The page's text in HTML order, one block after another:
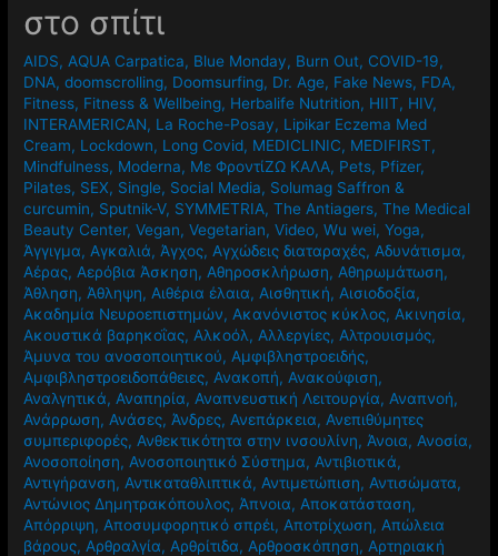
στο σπίτι
AIDS, AQUA Carpatica, Blue Monday, Burn Out, COVID-19,
DNA,doomscrolling, Doomsurfing, Dr. Age, Fake News, FDA,
Fitness, Fitness & Wellbeing, Herbalife Nutrition, HIIT, HIV,
INTERAMERICAN, La Roche-Posay, Lipikar Eczema Med
Cream, Lockdown, Long Covid, MEDICLINIC, MEDIFIRST,
Mindfulness, Moderna, Mε ΦροντίΖΩ ΚΑΛΑ, Pets, Pfizer,
Pilates, SEX, Single, Social Media, Solumag Saffron &
curcumin, Sputnik-V, SYMMETRIA,The Antiagers,The Medical
Beauty Center,Vegan,Vegetarian,Video,Wu wei,Yoga,
Άγγιγμα, Αγκαλιά, Άγχος, Αγχώδεις διαταραχές, Αδυνάτισμα,
Αέρας, Αερόβια Άσκηση, Αθηροσκλήρωση, Αθηρωμάτωση,
Άθληση, Άθληψη, Αιθέρια έλαια, Αισθητική, Αισιοδοξία,
Ακαδημία Νευροεπιστημών, Ακανόνιστος κύκλος, Ακινησία,
Ακουστικά βαρηκοΐας, Αλκοόλ, Αλλεργίες, Αλτρουισμός,
Άμυνα του ανοσοποιητικού, Αμφιβληστροειδής,
Αμφιβληστροειδοπάθειες, Ανακοπή, Ανακούφιση,
Αναλγητικά, Αναπηρία, Αναπνευστική Λειτουργία, Αναπνοή,
Ανάρρωση, Ανάσες, Άνδρες, Ανεπάρκεια, Ανεπιθύμητες
συμπεριφορές, Ανθεκτικότητα στην ινσουλίνη, Άνοια, Ανοσία,
Ανοσοποίηση, Ανοσοποιητικό Σύστημα, Αντιβιοτικά,
Αντιγήρανση, Αντικαταθλιπτικά, Αντιμετώπιση, Αντισώματα,
Αντώνιος Δημητρακόπουλος, Άπνοια, Αποκατάσταση,
Απόρριψη, Αποσυμφορητικό σπρέι, Αποτρίχωση, Απώλεια
βάρους, Αρθραλγία, Αρθρίτιδα, Αρθροσκόπηση, Αρτηριακή